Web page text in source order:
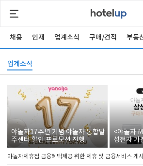
채용 인재 업계소식 구매/견적 부동
업계소식
야놀자17주년 기념 야놀자 통합발
주센터 할인 프로모션 진행
<야놀자
성전자 가
야놀자제휴점 금융혜택제공 위한 제휴 및 금융서비스 게시